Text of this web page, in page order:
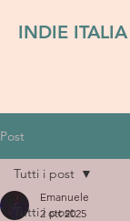
INDIE ITALIA
Post
Tutti i post
Tutti i post
Emanuele
2 ott 2025